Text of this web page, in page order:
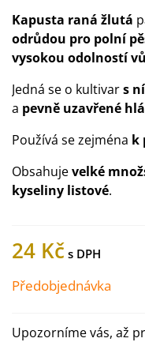
Kapusta raná žlutá
odrůdou pro polní
vysokou odolností
Jedná se o kultivars
a pevně uzavřené
Používá se zejména k
Obsahujevelké
kyseliny listové.
24 Kč
Předobjednávka
Upozorníme vás, až